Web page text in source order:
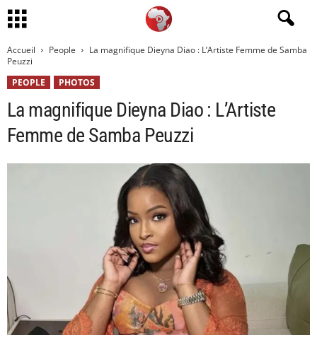
Accueil People
La magnifique Dieyna Diao : L’Artiste Femme de Samba
Peuzzi
PEOPLE
PHOTOS
La magnifique Dieyna Diao : L’Artiste
Femme de Samba Peuzzi